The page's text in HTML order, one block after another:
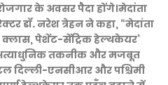
के अवसर पैदा होंगे।मेदांता
डॉ. नरेश त्रेहन ने कहा, “मेदांता
क्लास, पेशेंट-सेंट्रिक हेल्थकेयर’
तकनीक और मजबूत
दिल्ली-एनसीआर और पश्चिमी